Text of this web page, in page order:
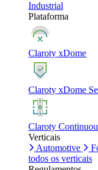
Industrial
Plataforma
Claroty xDome
Claroty xDome
Claroty
Verticais
Automotive
todos os verticais